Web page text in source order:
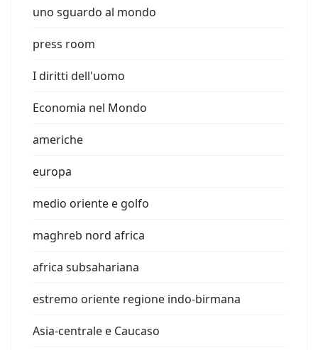
uno sguardo al mondo
press room
I diritti dell'uomo
Economia nel Mondo
americhe
europa
medio oriente e golfo
maghreb nord africa
africa subsahariana
estremo oriente regione indo-birmana
Asia-centrale e Caucaso